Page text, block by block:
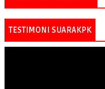
TESTIMONI SUARAKPK